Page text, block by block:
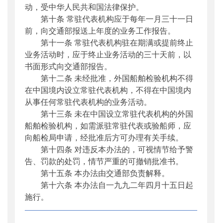
动，受中华人民共和国法律保护。
第十条 常驻代表机构应于每年一月三十一日
前，向交通部报送上年度的业务工作报告。
第十一条 常驻代表机构驻在期满或提前终止
业务活动时，应于终止业务活动的三十天前，以
书面形式向交通部报告。
第十二条 未经批准，外国船舶检验机构不得
在中国境内设立常驻代表机构，不得在中国境内
从事任何常驻代表机构的业务活动。
第十三条 未在中国设立常驻代表机构的外国
船舶检验机构，如需派驻常驻代表或验船师，应
向船检局申请，经批准后方可办理有关手续。
第十四条 对违反本办法的，可视情节给予警
告、罚款的处罚，情节严重的可撤销批准书。
第十五条 本办法由交通部负责解释。
第十六条 本办法自一九九二年四月十五日起
施行。